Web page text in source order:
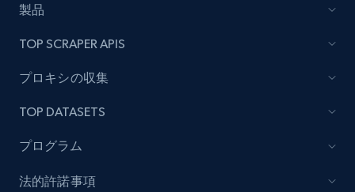
製品
TOP SCRAPER APIS
プロキシの収集
TOP DATASETS
プログラム
法的許諾事項